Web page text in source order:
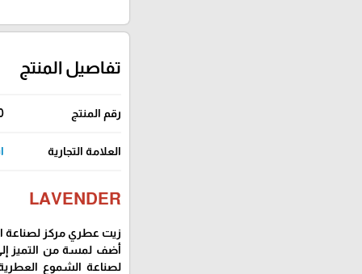
تفاصيل المنتج
رقم المنتج
العلامة التجارية
LAVENDER
زيت عطري مركز لصناعة
أضف لمسة من التميز
لصناعة الشموع العطرية